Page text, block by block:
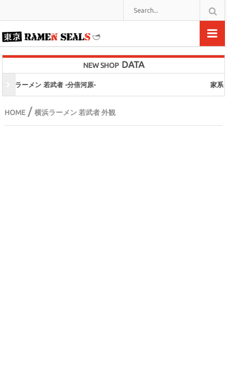
NEW SHOP DATA
家系らーめん たま家 本店 -多摩センター-
HOME/ 横浜ラーメン 若武者 外観